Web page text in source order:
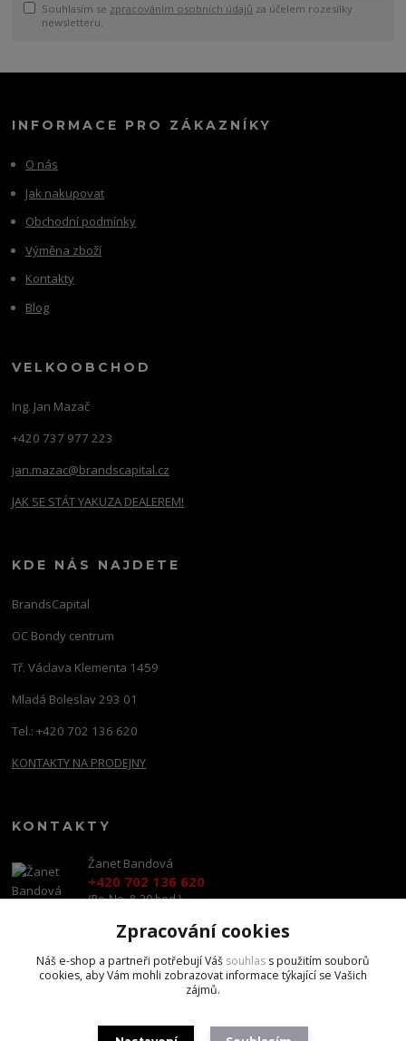
Souhlasím se zpracováním osobních údajů za účelem rozesílky
newsletteru.
INFORMACE PRO ZÁKAZNÍKY
O nás
Jak nakupovat
Obchodní podmínky
Výměna zboží
Kontakty
Blog
VELKOOBCHOD
Ing. Jan Mazač
+420 737 977 223
jan.mazac@brandscapital.cz
JAK SE STÁT YAKUZA DEALEREM!
KDE NÁS NAJDETE
BrandsCapital
OC Bondy centrum
Tř. Václava Klementa 1459
Mladá Boleslav 293 01
Tel.: +420 702 136 620
KONTAKTY NA PRODEJNY
KONTAKTY
Žanet Bandová
+420 702 136 620
(Po-Ne, 8-20 hod.)
shop@brandscapital.cz
Zpracování cookies
Náš e-shop a partneři potřebují Váš souhlas s použitím souborů
cookies, aby Vám mohli zobrazovat informace týkající se Vašich
zájmů.